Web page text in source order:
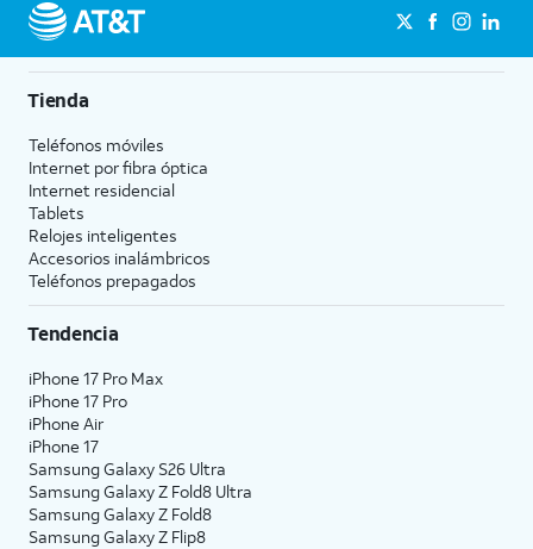
Tienda
Teléfonos móviles
Internet por fibra óptica
Internet residencial
Tablets
Relojes inteligentes
Accesorios inalámbricos
Teléfonos prepagados
Tendencia
iPhone 17 Pro Max
iPhone 17 Pro
iPhone Air
iPhone 17
Samsung Galaxy S26 Ultra
Samsung Galaxy Z Fold8 Ultra
Samsung Galaxy Z Fold8
Samsung Galaxy Z Flip8